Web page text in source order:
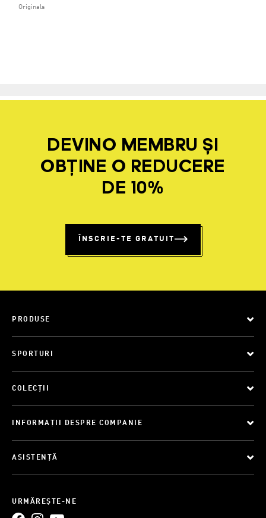
Originals
DEVINO MEMBRU ȘI
OBȚINE O REDUCERE
DE 10%
ÎNSCRIE-TE GRATUIT
PRODUSE
SPORTURI
COLECȚII
INFORMAȚII DESPRE COMPANIE
ASISTENȚĂ
URMĂREȘTE-NE